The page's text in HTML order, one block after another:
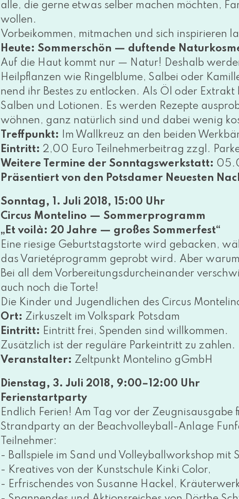
alle, die ger­ne etwas sel­ber machen möch­ten,
wol­len.
Vorbeikommen, mit­ma­chen und sich inspi­rie­ren
Heute: Sommerschön — duf­ten­de
Auf die Haut kommt nur — Natur! Deshalb
Heilpflanzen wie Ringelblume, Salbei oder
nend ihr Bestes zu ent­lo­cken. Als Öl oder Extrakt
Salben und Lotionen. Es wer­den Rezepte
wöh­nen, ganz natür­lich sind und dabei wenig
Treffpunkt: Im Wallkreuz an den bei­den
Eintritt: 2,00 Euro Teilnehmerbeitrag zzgl.
Weitere Termine der Sonntagswerkstatt:
Präsentiert von den Potsdamer Neuesten
Sonntag, 1. Juli 2018, 15:00 Uhr
Circus Montelino — Sommerprogramm
„Et voi­là: 20 Jahre — gro­ßes Sommerfest“
Eine rie­si­ge Geburtstagstorte wird geba­cken,
das Varietéprogramm geprobt wird. Aber
Bei all dem Vorbereitungsdurcheinander
auch noch die Torte!
Die Kinder und Jugendlichen des Circus
Ort: Zirkuszelt im Volkspark Potsdam
Eintritt: Eintritt frei, Spenden sind will­kom­men.
Zusätzlich ist der regu­lä­re Parkeintritt zu zah­len.
Veranstalter: Zeltpunkt Montelino gGmbH
Dienstag, 3. Juli 2018, 9:00–12:00 Uhr
Ferienstartparty
Endlich Ferien! Am Tag vor der Zeugnisausgabe
Strandparty an der Beachvolleyball-Anlage
Teilnehmer:
- Ballspiele im Sand und Volleyballworkshop mit
- Kreatives von der Kunstschule Kinki Color,
- Erfrischendes von Susanne Hackel,